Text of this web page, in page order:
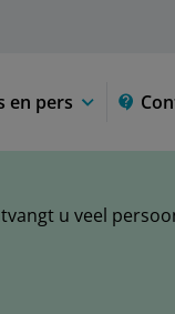
en pers
u veel